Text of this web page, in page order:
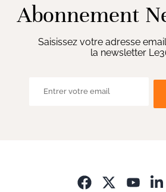
Abonnement
Saisissez votre adresse
la newsletter